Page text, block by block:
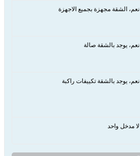
نعم، الشقة مجهزة بجميع الاجهزة
نعم، يوجد بالشقة صالة
نعم، يوجد بالشقة تكييفات راكبة
لا مدخل واحد